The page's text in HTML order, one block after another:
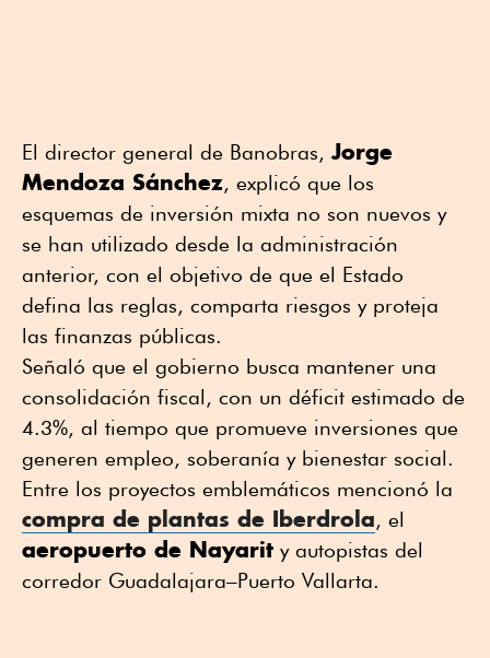
El director general de Banobras, Jorge
Mendoza Sánchez, explicó que los
esquemas de inversión mixta no son nuevos y
se han utilizado desde la administración
anterior, con el objetivo de que el Estado
defina las reglas, comparta riesgos y proteja
las finanzas públicas.
Señaló que el gobierno busca mantener una
consolidación fiscal, con un déficit estimado de
4.3%, al tiempo que promueve inversiones que
generen empleo, soberanía y bienestar social.
Entre los proyectos emblemáticos mencionó la
compra de plantas de Iberdrola, el
aeropuerto de Nayarit y autopistas del
corredor Guadalajara–Puerto Vallarta.